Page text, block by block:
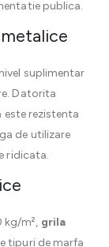
publica.
suplimentar
Datorita
rezistenta
de utilizare
ridicata.
kg/m², grila
tipuri de marfa